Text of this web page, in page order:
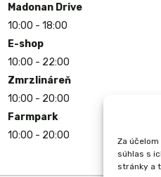
Za
súhlas s
stránky a
Madonan Drive
10:00 - 18:00
E-shop
10:00 - 22:00
Zmrzlináreň
10:00 - 20:00
Farmpark
10:00 - 20:00